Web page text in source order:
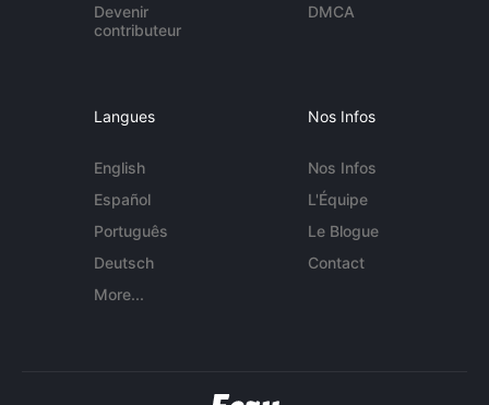
Devenir
contributeur
DMCA
Langues
English
Español
Português
Deutsch
More...
Nos Infos
Nos Infos
L'Équipe
Le Blogue
Contact